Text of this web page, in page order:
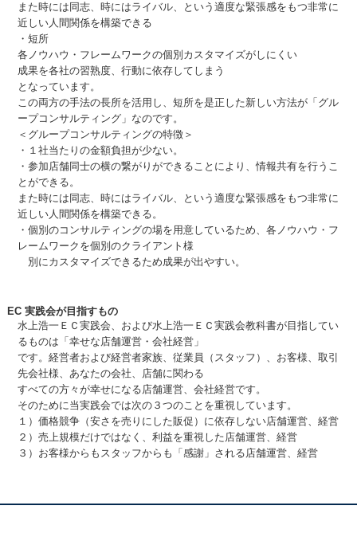
また時には同志、時にはライバル、という適度な緊張感をもつ非常に
近しい人間関係を構築できる
・短所
各ノウハウ・フレームワークの個別カスタマイズがしにくい
成果を各社の習熟度、行動に依存してしまう
となっています。
この両方の手法の長所を活用し、短所を是正した新しい方法が「グル
ープコンサルティング」なのです。
＜グループコンサルティングの特徴＞
・１社当たりの金額負担が少ない。
・参加店舗同士の横の繋がりができることにより、情報共有を行うこ
とができる。
また時には同志、時にはライバル、という適度な緊張感をもつ非常に
近しい人間関係を構築できる。
・個別のコンサルティングの場を用意しているため、各ノウハウ・フ
レームワークを個別のクライアント様
別にカスタマイズできるため成果が出やすい。
EC 実践会が目指すもの
水上浩一ＥＣ実践会、および水上浩一ＥＣ実践会教科書が目指してい
るものは「幸せな店舗運営・会社経営」
です。経営者および経営者家族、従業員（スタッフ）、お客様、取引
先会社様、あなたの会社、店舗に関わる
すべての方々が幸せになる店舗運営、会社経営です。
そのために当実践会では次の３つのことを重視しています。
１）価格競争（安さを売りにした販促）に依存しない店舗運営、経営
２）売上規模だけではなく、利益を重視した店舗運営、経営
３）お客様からもスタッフからも「感謝」される店舗運営、経営